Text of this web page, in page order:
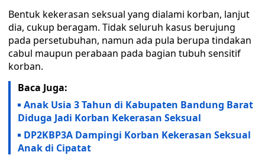
Bentuk kekerasan seksual yang dialami korban, lanjut
dia, cukup beragam. Tidak seluruh kasus berujung
pada persetubuhan, namun ada pula berupa tindakan
cabul maupun perabaan pada bagian tubuh sensitif
korban.
Baca Juga:
Anak Usia 3 Tahun di Kabupaten Bandung Barat
Diduga Jadi Korban Kekerasan Seksual
DP2KBP3A Dampingi Korban Kekerasan Seksual
Anak di Cipatat